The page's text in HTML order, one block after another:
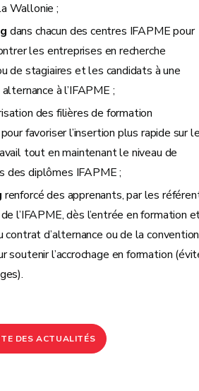
Wallonie ;
dans chacun des centres IFAPME pour
les entreprises en recherche
de stagiaires et les candidats à une
à l’IFAPME ;
des filières de formation
favoriser l’insertion plus rapide sur
tout en maintenant le niveau de
des diplômes IFAPME ;
renforcé des apprenants, par les
l’IFAPME, dès l’entrée en formation
contrat d’alternance ou de la convention
soutenir l’accrochage en formation
DES ACTUALITÉS